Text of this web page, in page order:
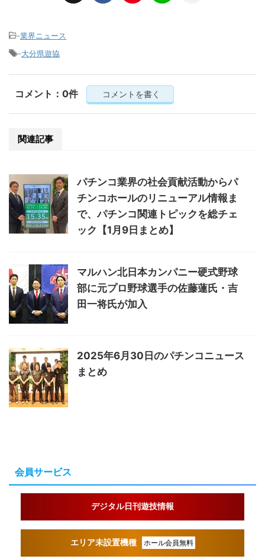
-業界ニュース
-大分県遊協
コメント：0件 コメントを書く
関連記事
パチンコ業界の社会貢献活動からパ
チンコホールのリニューアル情報ま
で、パチンコ関連トピックを総チェ
ック【1月9日まとめ】
マルハン北日本カンパニー硬式野球
部に元プロ野球選手の佐藤蓮氏・吉
田一将氏が加入
2025年6月30日のパチンコニュース
まとめ
会員サービス
デジタル日刊遊技情報
エリア未設置機種 ホール会員無料